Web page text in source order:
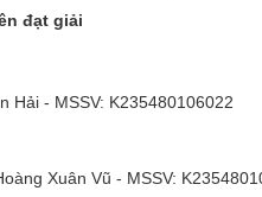
đạt giải
Hải - MSSV: K235480106022
Xuân Vũ - MSSV: